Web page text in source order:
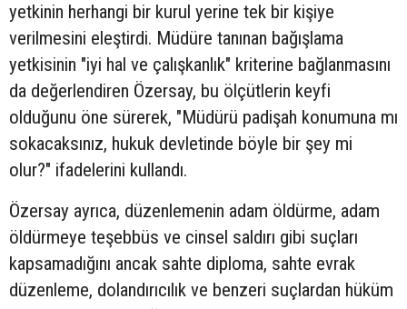
yetkinin herhangi bir kurul yerine tek bir kişiye
verilmesini eleştirdi. Müdüre tanınan bağışlama
yetkisinin "iyi hal ve çalışkanlık" kriterine bağlanmasını
da değerlendiren Özersay, bu ölçütlerin keyfi
olduğunu öne sürerek, "Müdürü padişah konumuna mı
sokacaksınız, hukuk devletinde böyle bir şey mi
olur?" ifadelerini kullandı.
Özersay ayrıca, düzenlemenin adam öldürme, adam
öldürmeye teşebbüs ve cinsel saldırı gibi suçları
kapsamadığını ancak sahte diploma, sahte evrak
düzenleme, dolandırıcılık ve benzeri suçlardan hüküm